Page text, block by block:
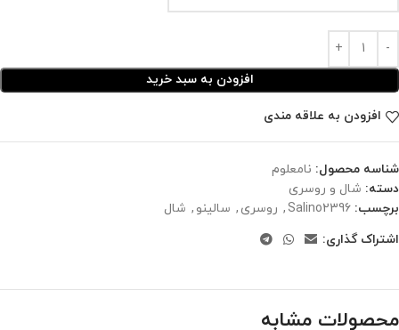
افزودن به سبد خرید
افزودن به علاقه مندی
شناسه محصول: نامعلوم
دسته: شال و روسری
برچسب: Salino2396
, روسری , سالینو , شال
اشتراک گذاری:
محصولات مشابه